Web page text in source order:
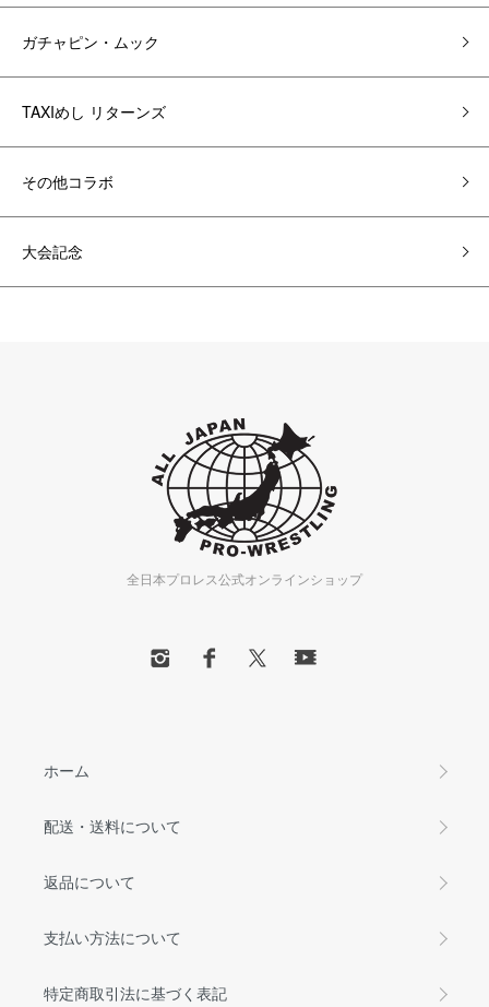
ガチャピン・ムック
TAXIめし リターンズ
その他コラボ
大会記念
全日本プロレス公式オンラインショップ
ホーム
配送・送料について
返品について
支払い方法について
特定商取引法に基づく表記